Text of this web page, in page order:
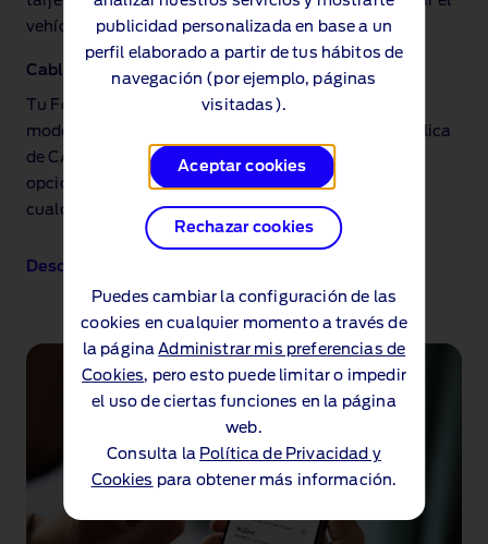
publicidad personalizada en base a un
perfil elaborado a partir de tus hábitos de
navegación (por ejemplo, páginas
visitadas).
Aceptar cookies
Rechazar cookies
Puedes cambiar la configuración de las
cookies en cualquier momento a través de
la páginaAdministrar mis preferencias de
Cookies, pero esto puede limitar o impedir
el uso de ciertas funciones en la página
web.
Consulta la Política de Privacidad y
Cookies para obtener más información.
vehículo para que comience a cargar.
Cables de carga
Tu Ford Mustang Mach‑E incluye un cable de carga
modo 3 CA, apto para cualquier punto de carga pública
de CA. Puedes invertir también en un cable de carga
opcional modo 2, que permite cargar el vehículo en
cualquier enchufe doméstico de 230 V.
Descubrir más